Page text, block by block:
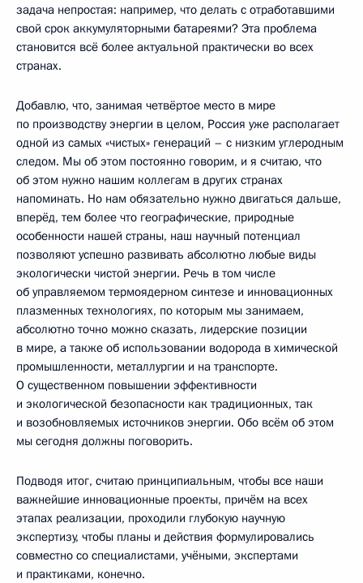
задача непростая: например, что делать с отработавшими
свой срок аккумуляторными батареями? Эта проблема
становится всё более актуальной практически во всех
странах.
Добавлю, что, занимая четвёртое место в мире
по производству энергии в целом, Россия уже располагает
одной из самых «чистых» генераций – с низким углеродным
следом. Мы об этом постоянно говорим, и я считаю, что
об этом нужно нашим коллегам в других странах
напоминать. Но нам обязательно нужно двигаться дальше,
вперёд, тем более что географические, природные
особенности нашей страны, наш научный потенциал
позволяют успешно развивать абсолютно любые виды
экологически чистой энергии. Речь в том числе
об управляемом термоядерном синтезе и инновационных
плазменных технологиях, по которым мы занимаем,
абсолютно точно можно сказать, лидерские позиции
в мире, а также об использовании водорода в химической
промышленности, металлургии и на транспорте.
О существенном повышении эффективности
и экологической безопасности как традиционных, так
и возобновляемых источников энергии. Обо всём об этом
мы сегодня должны поговорить.
Подводя итог, считаю принципиальным, чтобы все наши
важнейшие инновационные проекты, причём на всех
этапах реализации, проходили глубокую научную
экспертизу, чтобы планы и действия формулировались
совместно со специалистами, учёными, экспертами
и практиками, конечно.